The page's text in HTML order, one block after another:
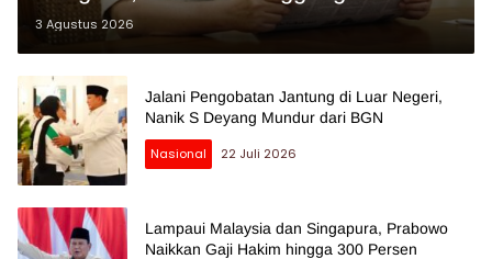
Ireng”
3 Agustus 2026
Jalani Pengobatan Jantung di Luar Negeri,
Nanik S Deyang Mundur dari BGN
Nasional 22 Juli 2026
Lampaui Malaysia dan Singapura, Prabowo
Naikkan Gaji Hakim hingga 300 Persen